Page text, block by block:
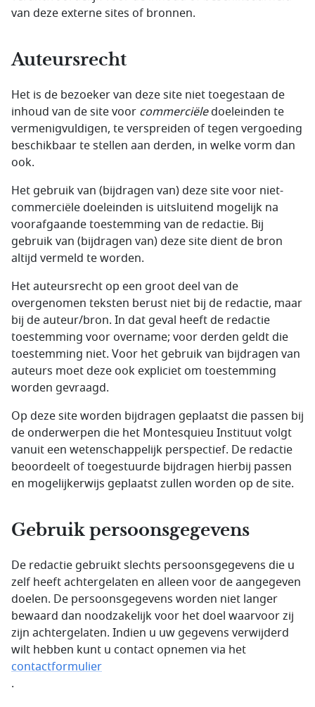
van deze externe sites of bronnen.
Auteursrecht
Het is de bezoeker van deze site niet toegestaan de
inhoud van de site voor commerciëledoeleinden te
vermenigvuldigen, te verspreiden of tegen vergoeding
beschikbaar te stellen aan derden, in welke vorm dan
ook.
Het gebruik van (bijdragen van) deze site voor niet-
commerciële doeleinden is uitsluitend mogelijk na
voorafgaande toestemming van de redactie. Bij
gebruik van (bijdragen van) deze site dient de bron
altijd vermeld te worden.
Het auteursrecht op een groot deel van de
overgenomen teksten berust niet bij de redactie, maar
bij de auteur/bron. In dat geval heeft de redactie
toestemming voor overname; voor derden geldt die
toestemming niet. Voor het gebruik van bijdragen van
auteurs moet deze ook expliciet om toestemming
worden gevraagd.
Op deze site worden bijdragen geplaatst die passen bij
de onderwerpen die het Montesquieu Instituut volgt
vanuit een wetenschappelijk perspectief. De redactie
beoordeelt of toegestuurde bijdragen hierbij passen
en mogelijkerwijs geplaatst zullen worden op de site.
Gebruik persoonsgegevens
De redactie gebruikt slechts persoonsgegevens die u
zelf heeft achtergelaten en alleen voor de aangegeven
doelen. De persoonsgegevens worden niet langer
bewaard dan noodzakelijk voor het doel waarvoor zij
zijn achtergelaten. Indien u uw gegevens verwijderd
wilt hebben kunt u contact opnemen via het
contactformulier
.